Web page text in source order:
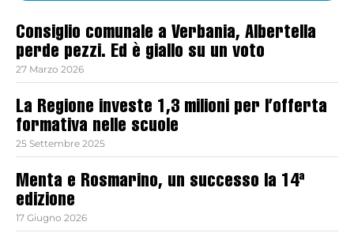
Consiglio comunale a Verbania, Albertella
perde pezzi. Ed è giallo su un voto
27 Marzo 2026
La Regione investe 1,3 milioni per l’offerta
formativa nelle scuole
25 Settembre 2025
Menta e Rosmarino, un successo la 14ª
edizione
17 Giugno 2026